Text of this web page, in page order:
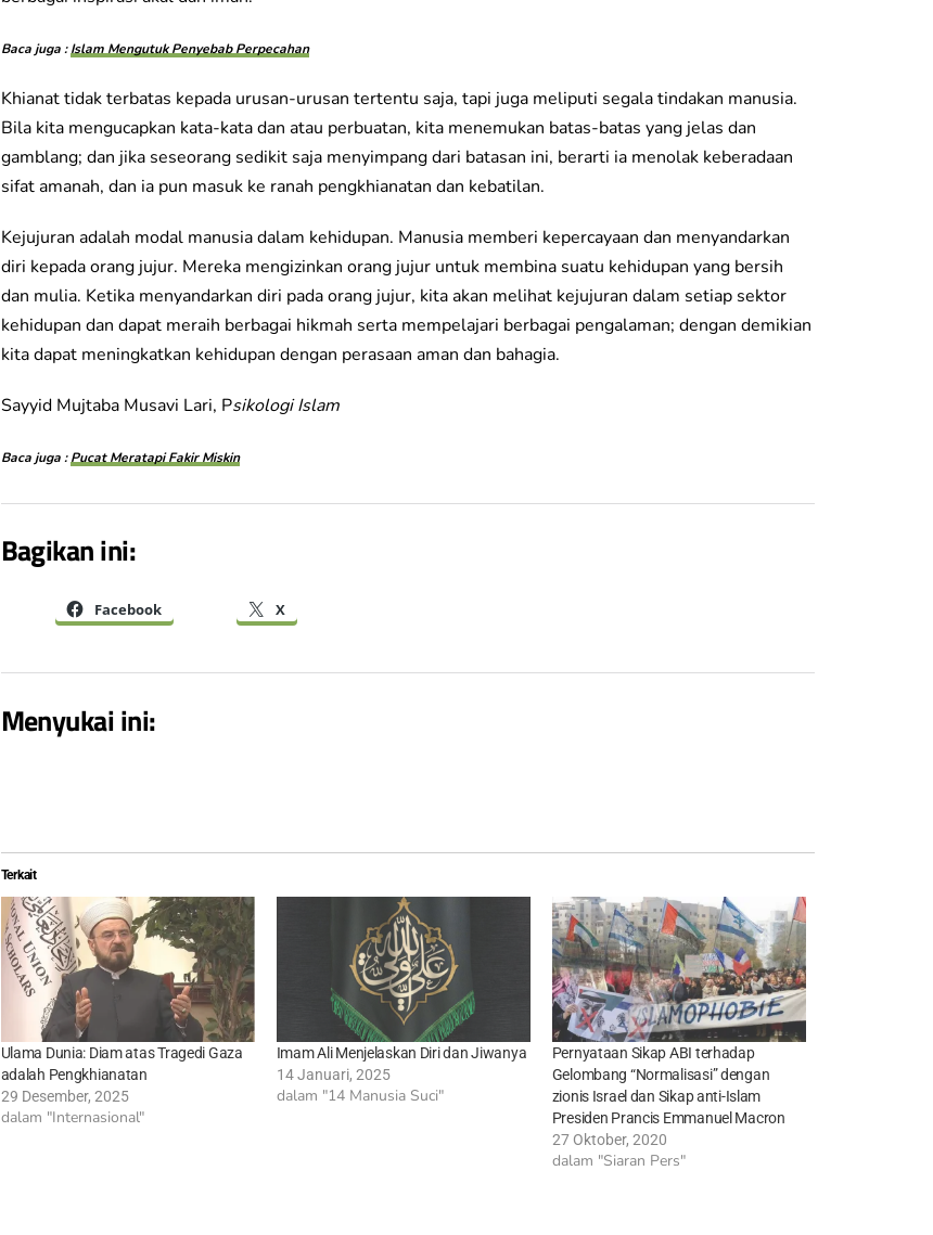
Baca juga :Islam Mengutuk Penyebab Perpecahan
Khianat tidak terbatas kepada urusan-urusan tertentu saja, tapi juga meliputi segala tindakan manusia.
Bila kita mengucapkan kata-kata dan atau perbuatan, kita menemukan batas-batas yang jelas dan
gamblang; dan jika seseorang sedikit saja menyimpang dari batasan ini, berarti ia menolak keberadaan
sifat amanah, dan ia pun masuk ke ranah pengkhianatan dan kebatilan.
Kejujuran adalah modal manusia dalam kehidupan. Manusia memberi kepercayaan dan menyandarkan
diri kepada orang jujur. Mereka mengizinkan orang jujur untuk membina suatu kehidupan yang bersih
dan mulia. Ketika menyandarkan diri pada orang jujur, kita akan melihat kejujuran dalam setiap sektor
kehidupan dan dapat meraih berbagai hikmah serta mempelajari berbagai pengalaman; dengan demikian
kita dapat meningkatkan kehidupan dengan perasaan aman dan bahagia.
Sayyid Mujtaba Musavi Lari, Psikologi Islam
Baca juga :Pucat Meratapi Fakir Miskin
Bagikan ini:
Facebook X
Menyukai ini:
Terkait
Ulama Dunia: Diam atas Tragedi Gaza
adalah Pengkhianatan
29 Desember, 2025
dalam "Internasional"
Imam Ali Menjelaskan Diri dan Jiwanya
14 Januari, 2025
dalam "14 Manusia Suci"
Pernyataan Sikap ABI terhadap
Gelombang “Normalisasi” dengan
zionis Israel dan Sikap anti-Islam
Presiden Prancis Emmanuel Macron
27 Oktober, 2020
dalam "Siaran Pers"